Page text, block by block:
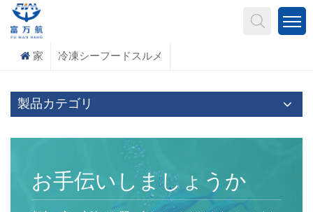
家 冷凍シーフードスルメ
製品カテゴリ
お手伝いしましょうか